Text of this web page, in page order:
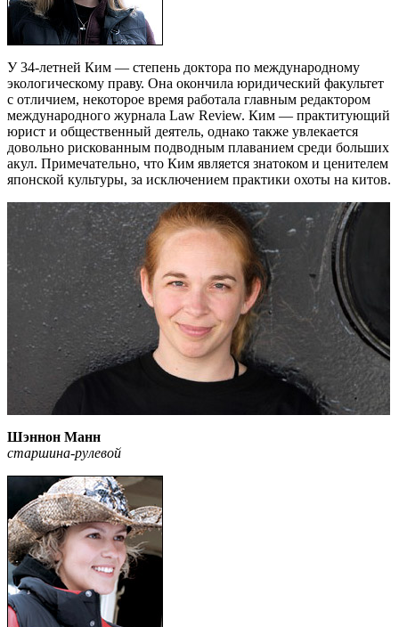
У 34-летней Ким — степень доктора по международному
экологическому праву. Она окончила юридический факультет
с отличием, некоторое время работала главным редактором
международного журнала Law Review. Ким — практитующий
юрист и общественный деятель, однако также увлекается
довольно рискованным подводным плаванием среди больших
акул. Примечательно, что Ким является знатоком и ценителем
японской культуры, за исключением практики охоты на китов.
Шэннон Манн
старшина-рулевой